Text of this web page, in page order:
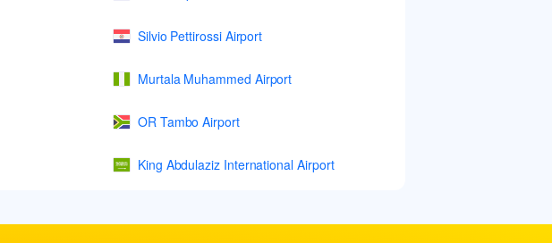
Silvio Pettirossi Airport
Murtala Muhammed Airport
OR Tambo Airport
King Abdulaziz International Airport